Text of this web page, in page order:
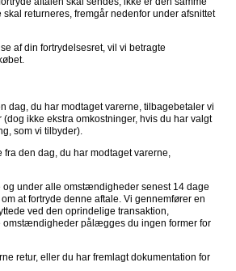
returneres, fremgår nedenfor under afsnittet
af din fortrydelsesret, vil vi betragte
dag, du har modtaget varerne, tilbagebetaler vi
ikke ekstra omkostninger, hvis du har valgt
som vi tilbyder).
den dag, du har modtaget varerne,
under alle omstændigheder senest 14 dage
at fortryde denne aftale. Vi gennemfører en
ved den oprindelige transaktion,
omstændigheder pålægges du ingen former for
retur, eller du har fremlagt dokumentation for